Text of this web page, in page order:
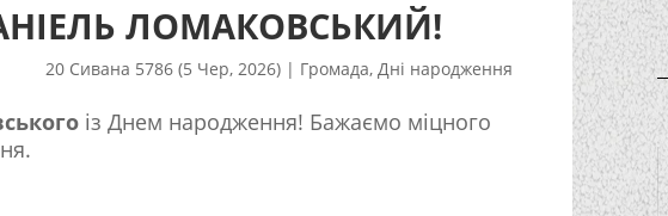
ЛОМАКОВСЬКИЙ!
20 Сивана 5786 (5 Чер, 2026)| Громада, Дні народження
із Днем народження! Бажаємо міцного